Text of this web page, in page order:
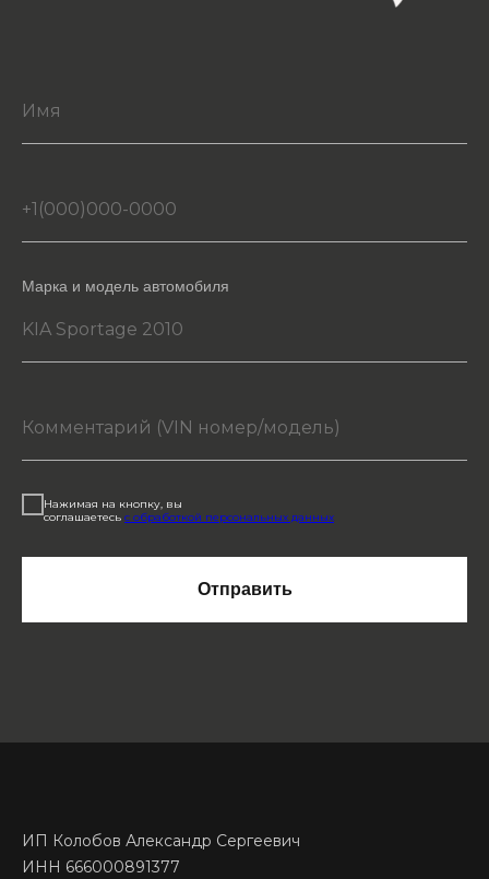
Марка и модель автомобиля
Нажимая на кнопку, вы
соглашаетесь с обработкой персональных данных
Отправить
ИП Колобов Александр Сергеевич
ИНН 666000891377